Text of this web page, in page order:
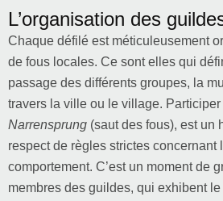
L’organisation des
Chaque défilé est méticuleusement
de fous locales. Ce sont elles qui
passage des différents groupes, la
travers la ville ou le village.
Narrensprung (saut des fous), est un
respect de règles strictes concernant
comportement. C’est un moment de
membres des guildes, qui exhibent